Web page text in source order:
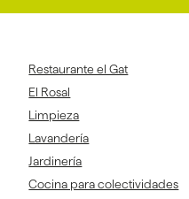
Restaurante el Gat
El Rosal
Limpieza
Lavandería
Jardinería
Cocina para colectividades